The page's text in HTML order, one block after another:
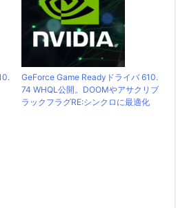
GeForce Game Readyドライバ 610.
74 WHQL公開。DOOMやアサクリブ
ラックフラグRE:シンクロに最適化